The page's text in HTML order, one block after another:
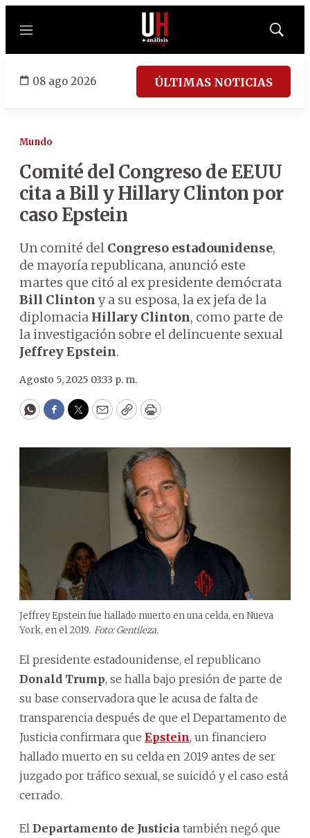
Menú
Mostrar
08 ago 2026 ÚLTIMAS NOTICIAS
Mundo
Comité del Congreso de EEUU
cita a Bill y Hillary Clinton por
caso Epstein
Un comité del Congreso estadounidense,
de mayoría republicana, anunció este
martes que citó al ex presidente demócrata
Bill Clinton y a su esposa, la ex jefa de la
diplomacia Hillary Clinton, como parte de
la investigación sobre el delincuente sexual
Jeffrey Epstein.
Agosto 5, 2025 03:33 p. m.
WhatsApp
Facebook
Twitter
EmailCopyPrint
Jeffrey Epstein fue hallado muerto en una celda, en Nueva
York, en el 2019. Foto: Gentileza.
El presidente estadounidense, el republicano
Donald Trump, se halla bajo presión de parte de
su base conservadora que le acusa de falta de
transparencia después de que el Departamento de
Justicia confirmara que Epstein, un financiero
hallado muerto en su celda en 2019 antes de ser
juzgado por tráfico sexual, se suicidó y el caso está
cerrado.
El Departamento de Justicia también negó que